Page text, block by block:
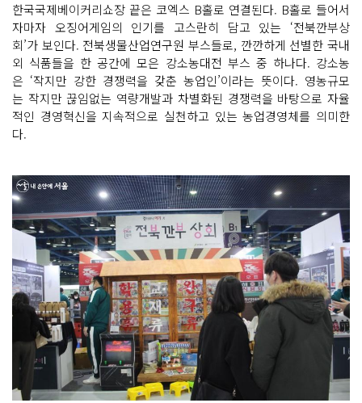
한국국제베이커리쇼장 끝은 코엑스 B홀로 연결된다. B홀로 들어서
자마자 오징어게임의 인기를 고스란히 담고 있는 ‘전북깐부상
회’가 보인다. 전북생물산업연구원 부스들로, 깐깐하게 선별한 국내
외 식품들을 한 공간에 모은 강소농대전 부스 중 하나다. 강소농
은 ‘작지만 강한 경쟁력을 갖춘 농업인’이라는 뜻이다. 영농규모
는 작지만 끊임없는 역량개발과 차별화된 경쟁력을 바탕으로 자율
적인 경영혁신을 지속적으로 실천하고 있는 농업경영체를 의미한
다.